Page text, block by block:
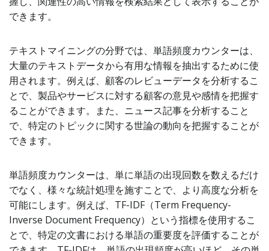
できます。
テキストマイニングの分野では、単語頻度カウンターは、
大量のテキストデータから有用な情報を抽出するために使
用されます。例えば、顧客のレビューデータを分析するこ
とで、製品やサービスに対する顧客の意見や感情を把握す
ることができます。また、ニュース記事を分析すること
で、特定のトピックに関する世論の動向を把握することが
できます。
単語頻度カウンターは、単に単語の出現回数を数えるだけ
でなく、様々な統計処理を施すことで、より高度な分析を
可能にします。例えば、TF-IDF（Term Frequency-
Inverse Document Frequency）という指標を使用するこ
とで、特定の文書における単語の重要度を評価することが